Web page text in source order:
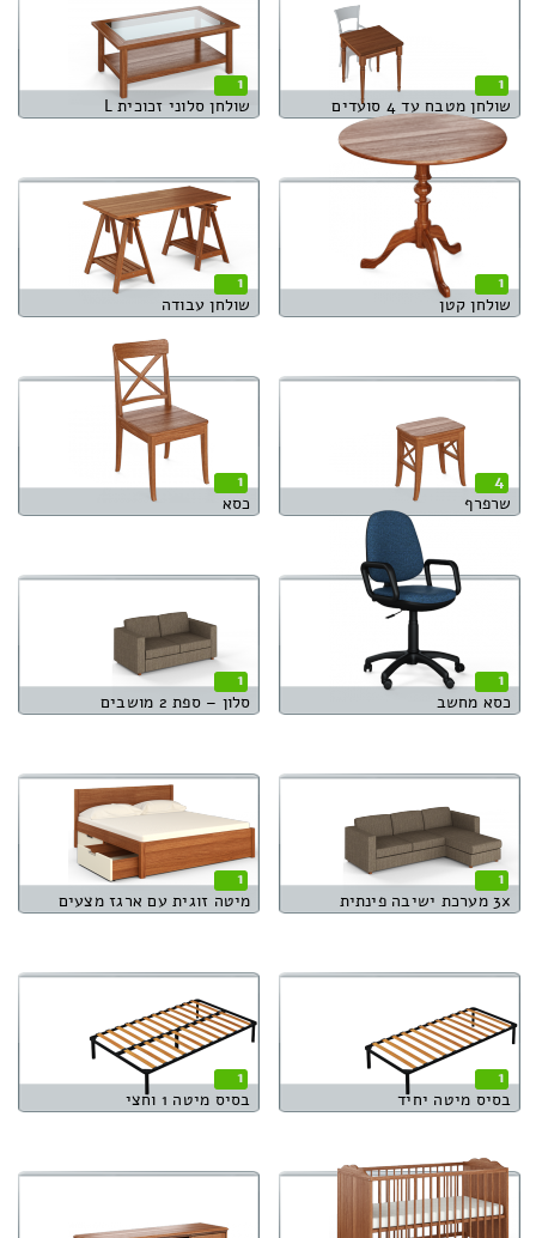
1
שולחן מטבח עד 4 סועדים
1
שולחן סלוני זכוכית L
1
שולחן קטן
1
שולחן עבודה
4
שרפרף
1
כסא
1
כסא מחשב
1
סלון – ספת 2 מושבים
1
3x מערכת ישיבה פינתית
1
מיטה זוגית עם ארגז מצעים
1
בסיס מיטה יחיד
1
בסיס מיטה 1 וחצי